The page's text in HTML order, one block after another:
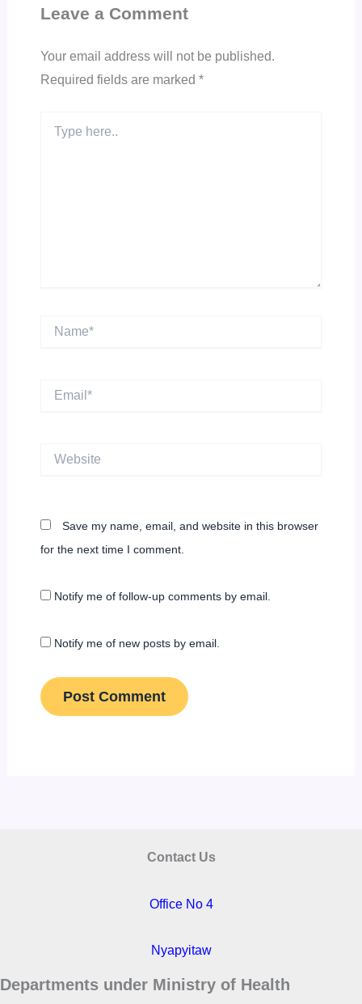
Leave a Comment
Your email address will not be published.
Required fields are marked *
here..
Save my name, email, and website in this browser
for the next time I comment.
Notify me of follow-up comments by email.
Notify me of new posts by email.
Contact Us
Office No 4
Nyapyitaw
Departments under Ministry of Health